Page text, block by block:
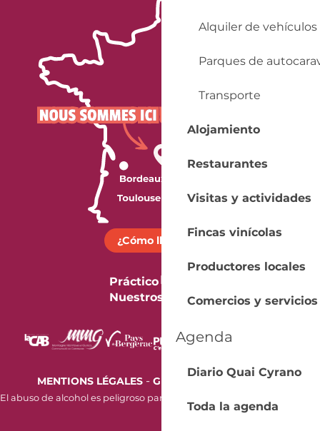
Alquiler de vehículos
Parques de
Transporte
Alojamiento
Restaurantes
Visitas y actividades
Fincas vinícolas
Productores locales
Comercios y servicios
Agenda
Diario Quai Cyrano
Toda la agenda
¿Cómo llegar?
Práctico
Nuestros folletos
MENTIONS LÉGALES- GESTION DES COOKIES
El abuso de alcohol es peligroso para la salud. Beba con moderación.